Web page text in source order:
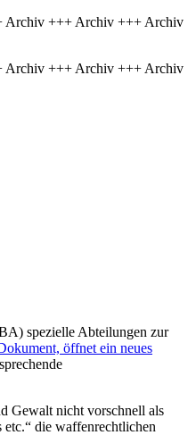
+++ Archiv +++ Archiv
+++ Archiv +++ Archiv
spezielle Abteilungen zur
öffnet ein neues
Gewalt nicht vorschnell als
die waffenrechtlichen